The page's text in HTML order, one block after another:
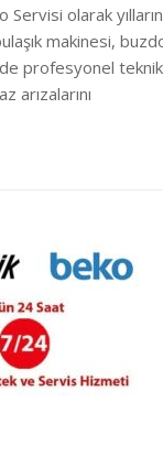
Servisi olarak
makinesi,
profesyonel
arızalarını